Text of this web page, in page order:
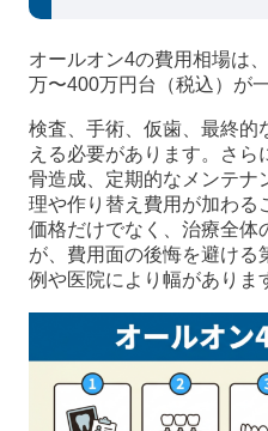
オールオン4の費用相場は
万〜400万円台（税込）が
検査、手術、仮歯、最終的
える必要があります。さ
骨造成、定期的なメンテナ
理や作り替え費用が加わる
価格だけでなく、治療全体
が、費用面の後悔を避ける
例や医院により幅がありま